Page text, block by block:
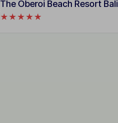
The Oberoi Beach Resort Bali
★★★★★